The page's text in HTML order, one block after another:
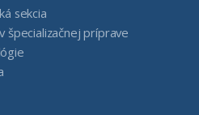
sekcia
špecializačnej príprave